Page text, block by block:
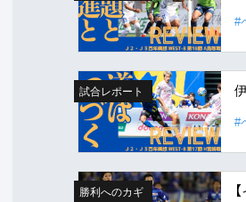
#
試合レポート
#
勝利へのカギ